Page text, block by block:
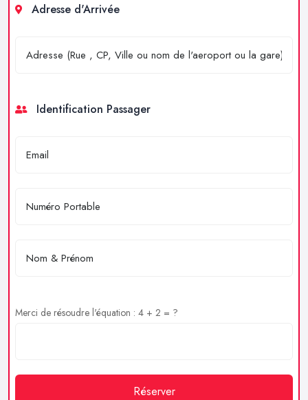
Adresse d'Arrivée
Identification Passager
Merci de résoudre l'équation : 4 + 2 = ?
Réserver